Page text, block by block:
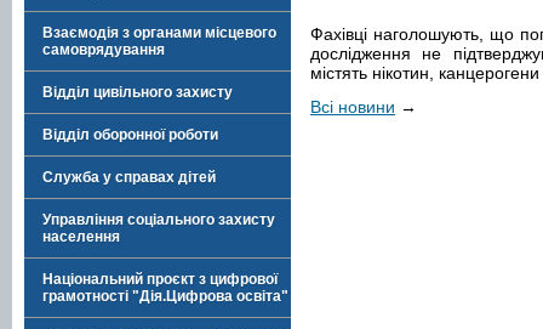
Взаємодія з органами місцевого
самоврядування
Відділ цивільного захисту
Відділ оборонної роботи
Служба у справах дітей
Управління соціального захисту
населення
Національний проєкт з цифрової
грамотності "Дія.Цифрова освіта"
Фахівці наголошують, що
дослідження не
містять нікотин,
Всі новини →